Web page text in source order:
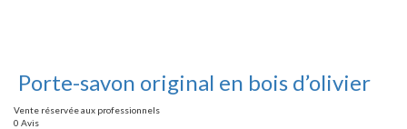
Porte-savon original en bois d’olivier
Vente réservée aux professionnels
0 Avis